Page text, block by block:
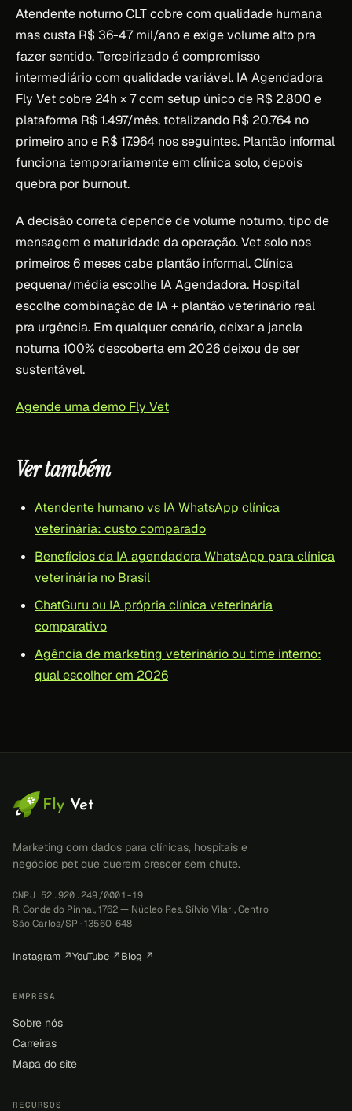
Atendente noturno CLT cobre com qualidade humana
mas custa R$ 36-47 mil/ano e exige volume alto pra
fazer sentido. Terceirizado é compromisso
intermediário com qualidade variável. IA Agendadora
Fly Vet cobre 24h × 7 com setup único de R$ 2.800 e
plataforma R$ 1.497/mês, totalizando R$ 20.764 no
primeiro ano e R$ 17.964 nos seguintes. Plantão informal
funciona temporariamente em clínica solo, depois
quebra por burnout.
A decisão correta depende de volume noturno, tipo de
mensagem e maturidade da operação. Vet solo nos
primeiros 6 meses cabe plantão informal. Clínica
pequena/média escolhe IA Agendadora. Hospital
escolhe combinação de IA + plantão veterinário real
pra urgência. Em qualquer cenário, deixar a janela
noturna 100% descoberta em 2026 deixou de ser
sustentável.
Agende uma demo Fly Vet
Ver também
Atendente humano vs IA WhatsApp clínica
veterinária: custo comparado
Benefícios da IA agendadora WhatsApp para clínica
veterinária no Brasil
ChatGuru ou IA própria clínica veterinária
comparativo
Agência de marketing veterinário ou time interno:
qual escolher em 2026
Marketing com dados para clínicas, hospitais e
negócios pet que querem crescer sem chute.
CNPJ 52.920.249/0001-19
R. Conde do Pinhal, 1762 — Núcleo Res. Sílvio Vilari, Centro
São Carlos/SP · 13560-648
Instagram ↗YouTube ↗Blog ↗
EMPRESA
Sobre nós
Carreiras
Mapa do site
RECURSOS